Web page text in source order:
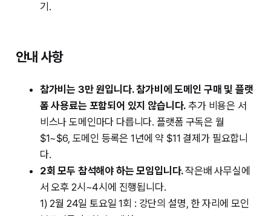
기.
안내 사항
참가비는 3만 원입니다.참가비에 도메인 구매 및 플랫
폼 사용료는 포함되어 있지 않습니다. 추가 비용은 서
비스나 도메인마다 다릅니다. 플랫폼 구독은 월
$1~$6, 도메인 등록은 1년에 약 $11 결제가 필요합니
다.
2회 모두 참석해야 하는 모임입니다.작은배 사무실에
서 오후 2시~4시에 진행됩니다.
1)2월 24일 토요일 1회 : 강단의 설명, 한 자리에 모인